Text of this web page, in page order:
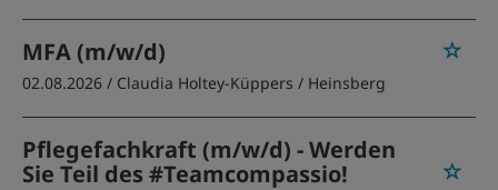
MFA (m/w/d)
02.08.2026 / Claudia Holtey-Küppers / Heinsberg
Pflegefachkraft (m/w/d) - Werden
Sie Teil des #Teamcompassio!